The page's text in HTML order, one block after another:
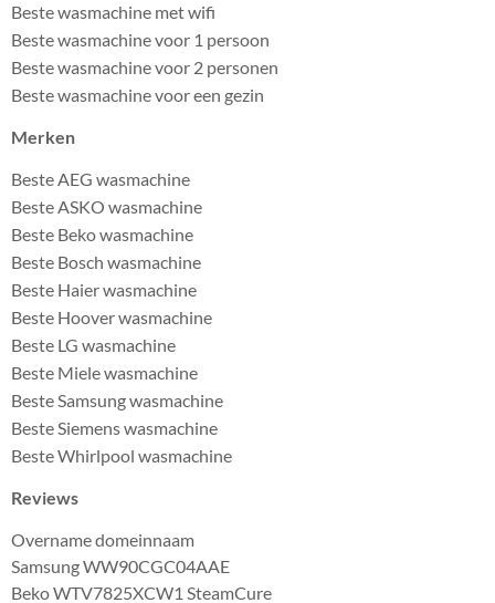
Beste wasmachine met wifi
Beste wasmachine voor 1 persoon
Beste wasmachine voor 2 personen
Beste wasmachine voor een gezin
Merken
Beste AEG wasmachine
Beste ASKO wasmachine
Beste Beko wasmachine
Beste Bosch wasmachine
Beste Haier wasmachine
Beste Hoover wasmachine
Beste LG wasmachine
Beste Miele wasmachine
Beste Samsung wasmachine
Beste Siemens wasmachine
Beste Whirlpool wasmachine
Reviews
Overname domeinnaam
Samsung WW90CGC04AAE
Beko WTV7825XCW1 SteamCure